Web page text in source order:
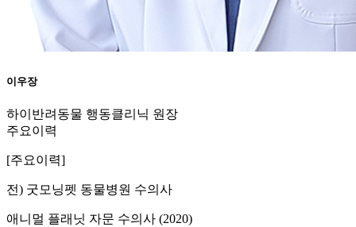
이우장
하이반려동물 행동클리닉 원장
주요이력
[주요이력]
전) 굿모닝펫 동물병원 수의사
애니멀 플래닛 자문 수의사 (2020)